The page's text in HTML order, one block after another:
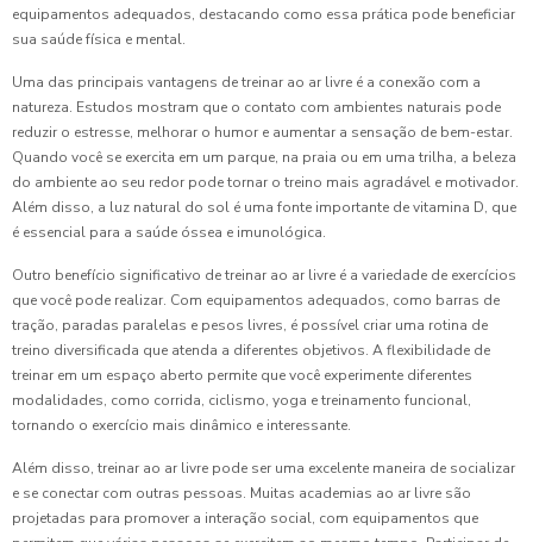
equipamentos adequados, destacando como essa prática pode beneficiar
sua saúde física e mental.
Uma das principais vantagens de treinar ao ar livre é a conexão com a
natureza. Estudos mostram que o contato com ambientes naturais pode
reduzir o estresse, melhorar o humor e aumentar a sensação de bem-estar.
Quando você se exercita em um parque, na praia ou em uma trilha, a beleza
do ambiente ao seu redor pode tornar o treino mais agradável e motivador.
Além disso, a luz natural do sol é uma fonte importante de vitamina D, que
é essencial para a saúde óssea e imunológica.
Outro benefício significativo de treinar ao ar livre é a variedade de exercícios
que você pode realizar. Com equipamentos adequados, como barras de
tração, paradas paralelas e pesos livres, é possível criar uma rotina de
treino diversificada que atenda a diferentes objetivos. A flexibilidade de
treinar em um espaço aberto permite que você experimente diferentes
modalidades, como corrida, ciclismo, yoga e treinamento funcional,
tornando o exercício mais dinâmico e interessante.
Além disso, treinar ao ar livre pode ser uma excelente maneira de socializar
e se conectar com outras pessoas. Muitas academias ao ar livre são
projetadas para promover a interação social, com equipamentos que